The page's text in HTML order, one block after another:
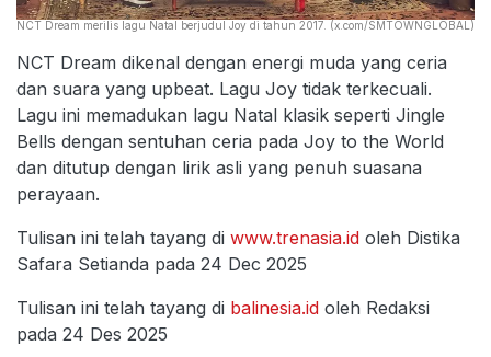
NCT Dream merilis lagu Natal berjudul Joy di tahun 2017. (x.com/SMTOWNGLOBAL)
NCT Dream dikenal dengan energi muda yang ceria
dan suara yang upbeat. Lagu Joy tidak terkecuali.
Lagu ini memadukan lagu Natal klasik seperti Jingle
Bells dengan sentuhan ceria pada Joy to the World
dan ditutup dengan lirik asli yang penuh suasana
perayaan.
Tulisan ini telah tayang di www.trenasia.id oleh Distika
Safara Setianda pada 24 Dec 2025
Tulisan ini telah tayang di balinesia.id oleh Redaksi
pada 24 Des 2025